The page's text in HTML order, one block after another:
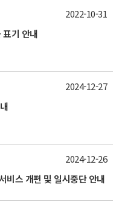
기 안내
2022-10-31
2024-12-27
비스 개편 및 일시중단 안내
2024-12-26